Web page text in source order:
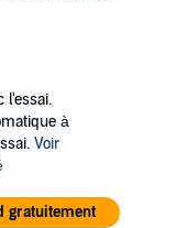
l'essai.
à
Voir
gratuitement